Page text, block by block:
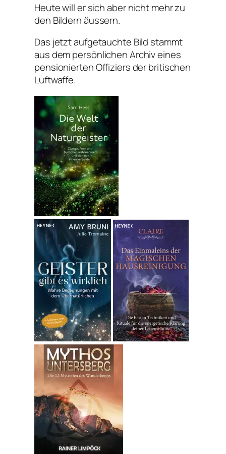
Heute will er sich aber nicht mehr zu
den Bildern äussern.
Das jetzt aufgetauchte Bild stammt
aus dem persönlichen Archiv eines
pensionierten Offiziers der britischen
Luftwaffe.